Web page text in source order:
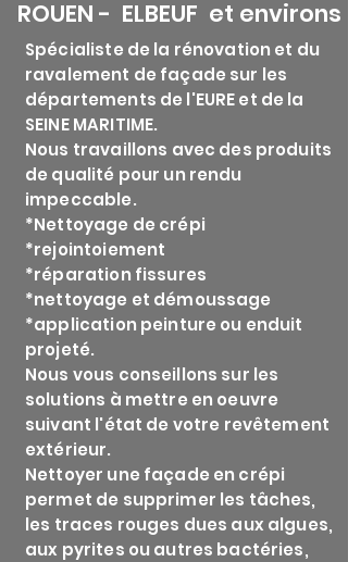
ROUEN - ELBEUF et environs
Spécialiste de la rénovation et du
ravalement de façade sur les
départements de l'EURE et de la
SEINE MARITIME.
Nous travaillons avec des produits
de qualité pour un rendu
impeccable.
*Nettoyage de crépi
*rejointoiement
*réparation fissures
*nettoyage et démoussage
*application peinture ou enduit
projeté.
Nous vous conseillons sur les
solutions à mettre en oeuvre
suivant l'état de votre revêtement
extérieur.
Nettoyer une façade en crépi
permet de supprimer les tâches,
les traces rouges dues aux algues,
aux pyrites ou autres bactéries,